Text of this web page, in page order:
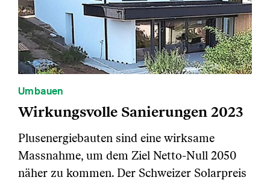
Umbauen
Wirkungsvolle Sanierungen 2023
Plusenergiebauten sind eine wirksame
Massnahme, um dem Ziel Netto-Null 2050
näher zu kommen. Der Schweizer Solarpreis